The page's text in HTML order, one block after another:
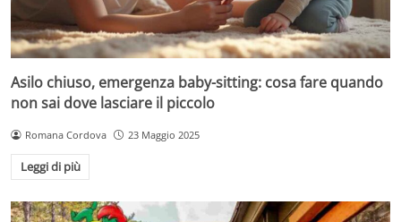
Asilo chiuso, emergenza baby-sitting: cosa fare quando
non sai dove lasciare il piccolo
Romana Cordova 23 Maggio 2025
Leggi di più